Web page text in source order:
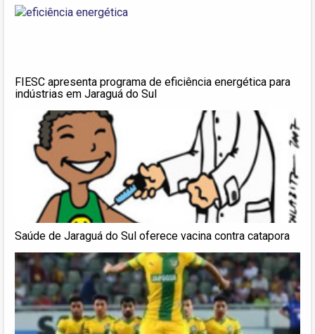
FIESC apresenta programa de eficiência energética para
indústrias em Jaraguá do Sul
Saúde de Jaraguá do Sul oferece vacina contra catapora